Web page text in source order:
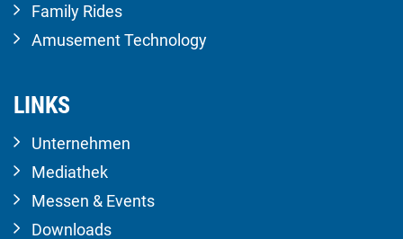
Family Rides
Amusement Technology
LINKS
Unternehmen
Mediathek
Messen & Events
Downloads